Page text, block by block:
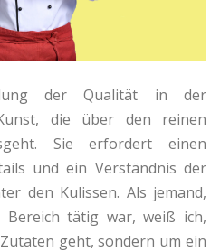
der Qualität in der
die über den reinen
Sie erfordert einen
und ein Verständnis der
den Kulissen. Als jemand,
tätig war, weiß ich,
geht, sondern um ein